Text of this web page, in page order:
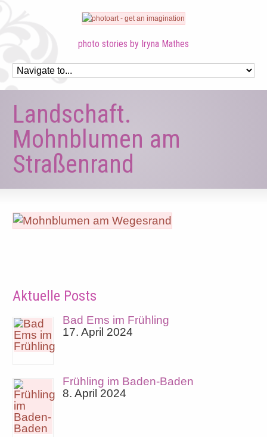
photo stories by Iryna Mathes
Landschaft.
Mohnblumen am
Straßenrand
Aktuelle Posts
Bad Ems im Frühling
17. April 2024
Frühling im Baden-Baden
8. April 2024